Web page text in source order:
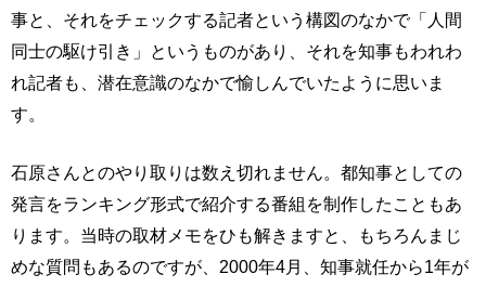
事と、それをチェックする記者という構図のなかで「人間
同士の駆け引き」というものがあり、それを知事もわれわ
れ記者も、潜在意識のなかで愉しんでいたように思いま
す。
石原さんとのやり取りは数え切れません。都知事としての
発言をランキング形式で紹介する番組を制作したこともあ
ります。当時の取材メモをひも解きますと、もちろんまじ
めな質問もあるのですが、2000年4月、知事就任から1年が